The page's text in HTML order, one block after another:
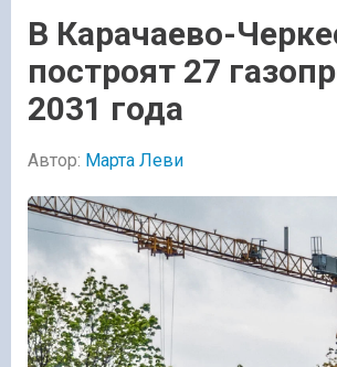
В Карачаево-
построят 27
2031 года
Автор: Марта Леви